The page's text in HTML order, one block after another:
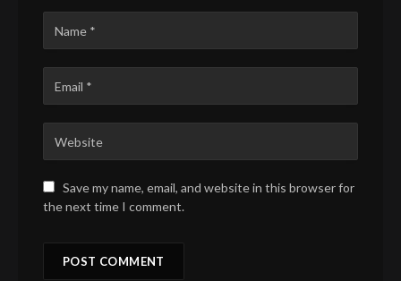
Save my name, email, and website in this browser for
the next time I comment.